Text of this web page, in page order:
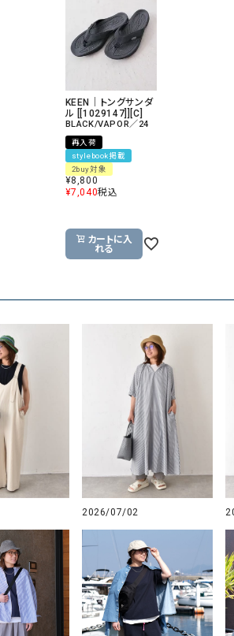
DENIM DUNGAREE（デニ
Deck（ディック）
EVOL（イーボル）
Emma Taylor（エマテイラ
FLAVOR TEE（フレーバーテ
GO TO HOLLYWOOD（ゴ
GAIMO（ガイモ）
（ｇ） （グラム）
Gives a sense of
HUNTER（ハンター）
ICHI（イチ）
ILIMA（イリマ）
KEEN｜トングサンダ
ル [[1029147]][C]
BLACK/VAPOR／24
再入荷
stylebook掲載
2buy対象
¥8,800
¥7,040税込
カートに入
れる
2026/07/02